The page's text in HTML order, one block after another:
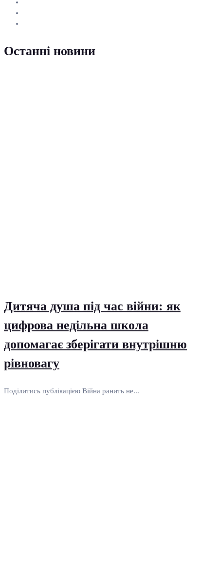
Останні новини
Дитяча душа під час війни: як
цифрова недільна школа
допомагає зберігати внутрішню
рівновагу
Поділитись публікацією Війна ранить не...